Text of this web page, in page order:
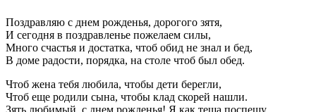
Поздравляю с днем рожденья, дорогого зятя,
И сегодня в поздравленье пожелаем силы,
Много счастья и достатка, чтоб обид не знал и бед,
В доме радости, порядка, на столе чтоб был обед.
Чтоб жена тебя любила, чтобы дети берегли,
Чтоб еще родили сына, чтобы клад скорей нашли.
Зять любимый, с днем рожденья! Я как теща поспешу